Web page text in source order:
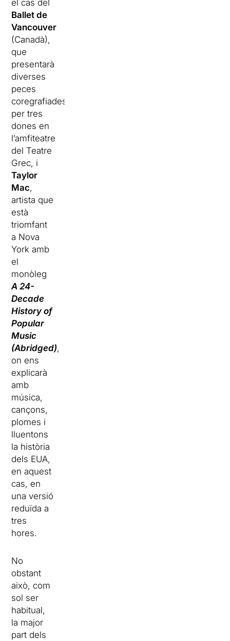
el cas del
Ballet de
Vancouver
(Canadà),
que
presentarà
diverses
peces
coregrafiades
per tres
dones en
l’amfiteatre
del Teatre
Grec, i
Taylor
Mac,
artista que
està
triomfant
a Nova
York amb
el
monòleg
A 24-
Decade
History of
Popular
Music
(Abridged),
on ens
explicarà
amb
música,
cançons,
plomes i
lluentons
la història
dels EUA,
en aquest
cas, en
una versió
reduïda a
tres
hores.
No
obstant
això, com
sol ser
habitual,
la major
part dels